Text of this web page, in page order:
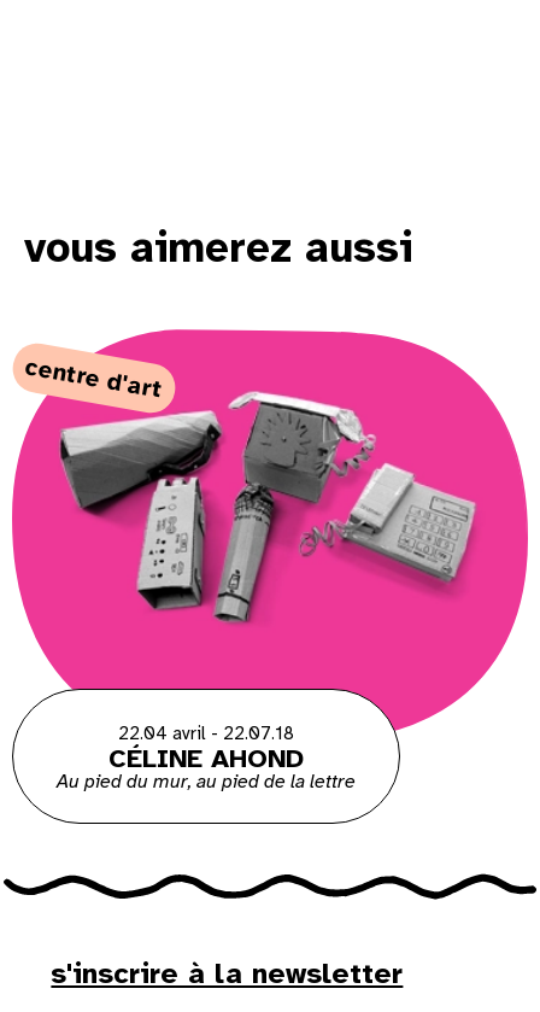
vous aimerez aussi
centre d'art
22.04 avril - 22.07.18
CÉLINE AHOND
Au pied du mur, au pied de la lettre
s'inscrire à la newsletter